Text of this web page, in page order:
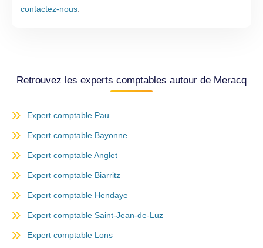
contactez-nous
Retrouvez les experts comptables autour de Meracq
Expert comptable Pau
Expert comptable Bayonne
Expert comptable Anglet
Expert comptable Biarritz
Expert comptable Hendaye
Expert comptable Saint-Jean-de-Luz
Expert comptable Lons